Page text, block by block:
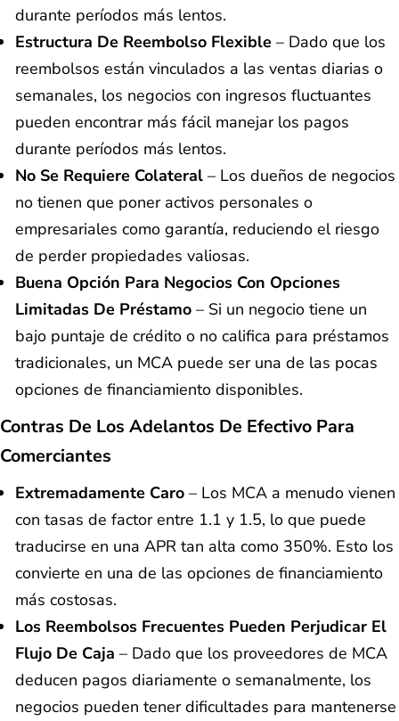
durante períodos más lentos.
Estructura De Reembolso Flexible – Dado que los
reembolsos están vinculados a las ventas diarias o
semanales, los negocios con ingresos fluctuantes
pueden encontrar más fácil manejar los pagos
durante períodos más lentos.
No Se Requiere Colateral – Los dueños de negocios
no tienen que poner activos personales o
empresariales como garantía, reduciendo el riesgo
de perder propiedades valiosas.
Buena Opción Para Negocios Con Opciones
Limitadas De Préstamo – Si un negocio tiene un
bajo puntaje de crédito o no califica para préstamos
tradicionales, un MCA puede ser una de las pocas
opciones de financiamiento disponibles.
Contras De Los Adelantos De Efectivo Para
Comerciantes
Extremadamente Caro – Los MCA a menudo vienen
con tasas de factor entre 1.1 y 1.5, lo que puede
traducirse en una APR tan alta como 350%. Esto los
convierte en una de las opciones de financiamiento
más costosas.
Los Reembolsos Frecuentes Pueden Perjudicar El
Flujo De Caja – Dado que los proveedores de MCA
deducen pagos diariamente o semanalmente, los
negocios pueden tener dificultades para mantenerse